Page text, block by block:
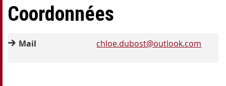
Coordonnées
Mail chloe.dubost@outlook.com